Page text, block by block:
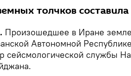
толчков составила
Произошедшее в Иране
Автономной
сейсмологической службы